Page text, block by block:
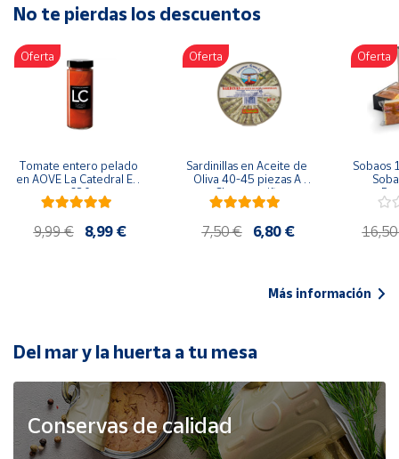
Artesanía
Oficina y
Papelería
Para Canarias,
Ceuta y Melilla
populares
Bono
Cultural
de Correos
Market
Productos
Solidarios
No te pierdas los descuentos
Oferta
Tomate entero pelado
en AOVE La Catedral ER-
630
9,99 € 8,99 €
Oferta
Sardinillas en Aceite de
Oliva 40-45 piezas A
Churrusquiña
7,50 € 6,80 €
Oferta
Sobaos
Más información
Del mar y la huerta a tu mesa
Conservas de calidad